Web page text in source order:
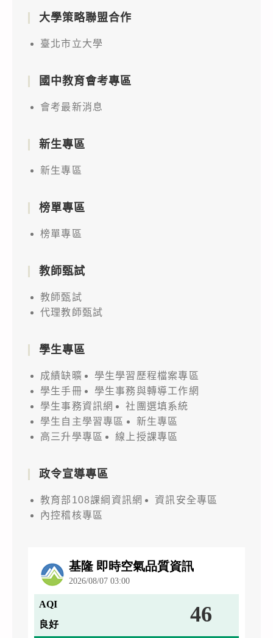
大學策略聯盟合作
臺北市立大學
國中教育會考專區
會考最新消息
新生專區
新生專區
榜單專區
榜單專區
教師甄試
教師甄試
代理教師甄試
學生專區
成績缺曠
學生學習歷程檔案專區
學生手冊
學生事務與轉導工作網
學生事務資訊網
社團選填系統
學生自主學習專區
新生專區
高三升學專區
線上授課專區
政令宣導專區
教育部108課綱資訊網
資訊安全專區
內控稽核專區